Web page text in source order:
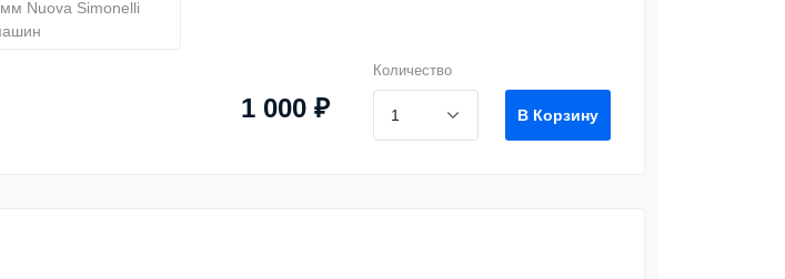
1 000 ₽
Количество
В Корзину